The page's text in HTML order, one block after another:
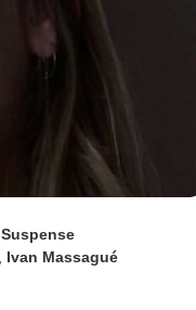
Suspense
Ivan Massagué